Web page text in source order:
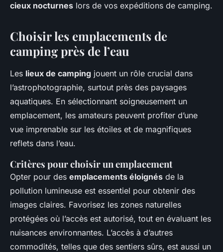
cieux nocturnes lors de vos expéditions de camping.
Choisir les emplacements de
camping près de l’eau
Les lieux de camping jouent un rôle crucial dans
l’astrophotographie, surtout près des paysages
aquatiques. En sélectionnant soigneusement un
emplacement, les amateurs peuvent profiter d’une
vue imprenable sur les étoiles et de magnifiques
reflets dans l’eau.
Critères pour choisir un emplacement
Opter pour des emplacements éloignés de la
pollution lumineuse est essentiel pour obtenir des
images claires. Favorisez les zones naturelles
protégées où l’accès est autorisé, tout en évaluant les
nuisances environnantes. L’accès à d’autres
commodités, telles que des sentiers sûrs, est aussi un